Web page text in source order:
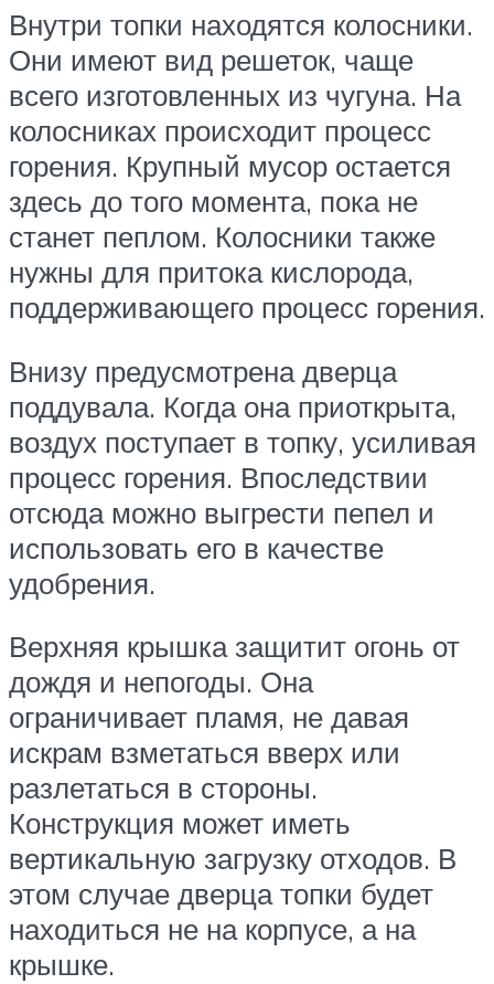
Внутри топки находятся колосники.
Они имеют вид решеток, чаще
всего изготовленных из чугуна. На
колосниках происходит процесс
горения. Крупный мусор остается
здесь до того момента, пока не
станет пеплом. Колосники также
нужны для притока кислорода,
поддерживающего процесс горения.
Внизу предусмотрена дверца
поддувала. Когда она приоткрыта,
воздух поступает в топку, усиливая
процесс горения. Впоследствии
отсюда можно выгрести пепел и
использовать его в качестве
удобрения.
Верхняя крышка защитит огонь от
дождя и непогоды. Она
ограничивает пламя, не давая
искрам взметаться вверх или
разлетаться в стороны.
Конструкция может иметь
вертикальную загрузку отходов. В
этом случае дверца топки будет
находиться не на корпусе, а на
крышке.